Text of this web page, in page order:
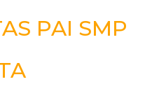
PAI SMP